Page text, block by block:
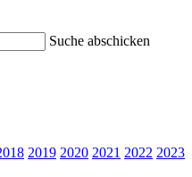
Suche abschicken
2019 2020 2021 2022 2023